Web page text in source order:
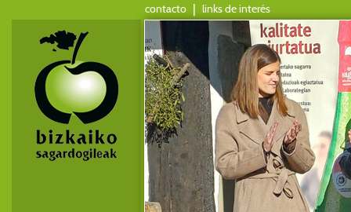
contacto | links de interés